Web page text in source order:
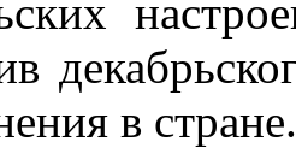
в стране.